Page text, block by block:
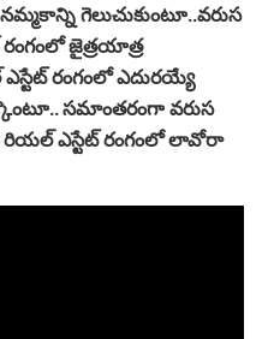
గెలుచుకుంటూ..వరుస
జైత్రయాత్ర
రంగంలో ఎదురయ్యే
సమాంతరంగా వరుస
రియల్ ఎస్టేట్ రంగంలో లావోరా